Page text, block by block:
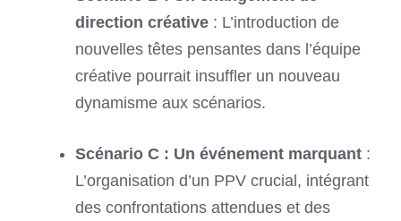
direction créative : L’introduction de
nouvelles têtes pensantes dans l’équipe
créative pourrait insuffler un nouveau
dynamisme aux scénarios.
Scénario C : Un événement marquant :
L’organisation d’un PPV crucial, intégrant
des confrontations attendues et des